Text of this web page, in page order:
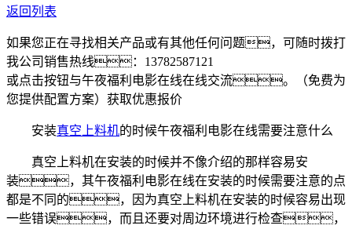
返回列表
如果您正在寻找相关产品或有其他任何问题，可随时拨打
我公司销售热线： 13782587121
或点击按钮与午夜福利电影在线在线交流。（免费为
您提供配置方案） 获取优惠报价
安装真空上料机的时候午夜福利电影在线需要注意什么
真空上料机在安装的时候并不像介绍的那样容易安
装，其午夜福利电影在线在安装的时候需要注意的点
都是不同的，因为真空上料机在安装的时候容易出现
一些错误，而且还要对周边环境进行检查，